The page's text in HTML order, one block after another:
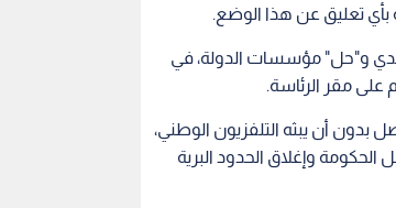
بأي تعليق عن هذا الوضع.
و"حل" مؤسسات الدولة، في
على مقر الرئاسة.
بدون أن يبثه التلفزيون الوطني،
وإغلاق الحدود البرية